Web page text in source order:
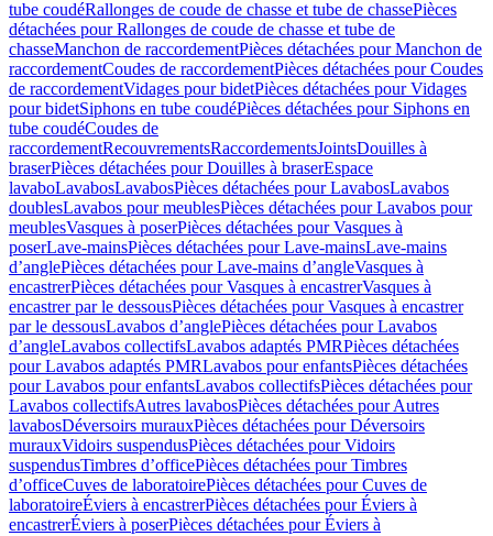
tube coudéRallonges de coude de chasse et tube de chassePièces
détachées pour Rallonges de coude de chasse et tube de
chasseManchon de raccordementPièces détachées pour Manchon de
raccordementCoudes de raccordementPièces détachées pour Coudes
de raccordementVidages pour bidetPièces détachées pour Vidages
pour bidetSiphons en tube coudéPièces détachées pour Siphons en
tube coudéCoudes de
raccordementRecouvrementsRaccordementsJointsDouilles à
braserPièces détachées pour Douilles à braserEspace
lavaboLavabosLavabosPièces détachées pour LavabosLavabos
doublesLavabos pour meublesPièces détachées pour Lavabos pour
meublesVasques à poserPièces détachées pour Vasques à
poserLave-mainsPièces détachées pour Lave-mainsLave-mains
d’anglePièces détachées pour Lave-mains d’angleVasques à
encastrerPièces détachées pour Vasques à encastrerVasques à
encastrer par le dessousPièces détachées pour Vasques à encastrer
par le dessousLavabos d’anglePièces détachées pour Lavabos
d’angleLavabos collectifsLavabos adaptés PMRPièces détachées
pour Lavabos adaptés PMRLavabos pour enfantsPièces détachées
pour Lavabos pour enfantsLavabos collectifsPièces détachées pour
Lavabos collectifsAutres lavabosPièces détachées pour Autres
lavabosDéversoirs murauxPièces détachées pour Déversoirs
murauxVidoirs suspendusPièces détachées pour Vidoirs
suspendusTimbres dʼofficePièces détachées pour Timbres
dʼofficeCuves de laboratoirePièces détachées pour Cuves de
laboratoireÉviers à encastrerPièces détachées pour Éviers à
encastrerÉviers à poserPièces détachées pour Éviers à